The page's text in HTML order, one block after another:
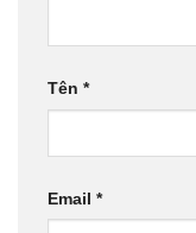
Tên *
Email *